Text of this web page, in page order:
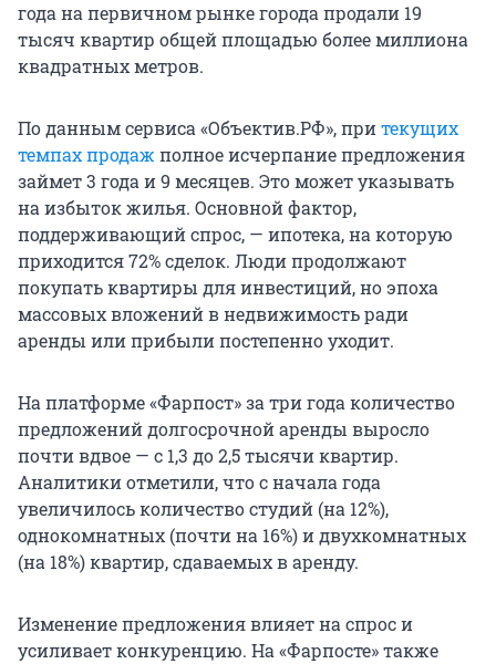
года на первичном рынке города продали 19
тысяч квартир общей площадью более миллиона
квадратных метров.
По данным сервиса «Объектив.РФ», притекущих
темпах продаж полное исчерпание предложения
займет 3 года и 9 месяцев. Это может указывать
на избыток жилья. Основной фактор,
поддерживающий спрос, — ипотека, на которую
приходится 72% сделок. Люди продолжают
покупать квартиры для инвестиций, но эпоха
массовых вложений в недвижимость ради
аренды или прибыли постепенно уходит.
На платформе «Фарпост» за три года количество
предложений долгосрочной аренды выросло
почти вдвое — с 1,3 до 2,5 тысячи квартир.
Аналитики отметили, что с начала года
увеличилось количество студий (на 12%),
однокомнатных (почти на 16%) и двухкомнатных
(на 18%) квартир, сдаваемых в аренду.
Изменение предложения влияет на спрос и
усиливает конкуренцию. На «Фарпосте» также